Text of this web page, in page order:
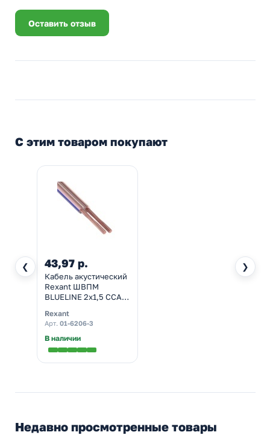
Оставить отзыв
С этим товаром покупают
❮ ❯
43,97 р.
Кабель акустический
Rexant ШВПМ
BLUELINE 2х1,5 CCA
Rexant
Арт. 01-6206-3
В наличии
Недавно просмотренные товары